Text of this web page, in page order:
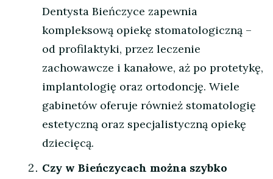
Dentysta Bieńczyce zapewnia
kompleksową opiekę stomatologiczną –
od profilaktyki, przez leczenie
zachowawcze i kanałowe, aż po protetykę,
implantologię oraz ortodoncję. Wiele
gabinetów oferuje również stomatologię
estetyczną oraz specjalistyczną opiekę
dziecięcą.
Czy w Bieńczycach można szybko